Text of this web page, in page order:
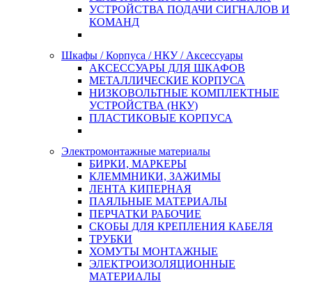
УСТРОЙСТВА ПОДАЧИ СИГНАЛОВ И
КОМАНД
Шкафы / Корпуса / НКУ / Аксессуары
АКСЕССУАРЫ ДЛЯ ШКАФОВ
МЕТАЛЛИЧЕСКИЕ КОРПУСА
НИЗКОВОЛЬТНЫЕ КОМПЛЕКТНЫЕ
УСТРОЙСТВА (НКУ)
ПЛАСТИКОВЫЕ КОРПУСА
Электромонтажные материалы
БИРКИ, МАРКЕРЫ
КЛЕММНИКИ, ЗАЖИМЫ
ЛЕНТА КИПЕРНАЯ
ПАЯЛЬНЫЕ МАТЕРИАЛЫ
ПЕРЧАТКИ РАБОЧИЕ
СКОБЫ ДЛЯ КРЕПЛЕНИЯ КАБЕЛЯ
ТРУБКИ
ХОМУТЫ МОНТАЖНЫЕ
ЭЛЕКТРОИЗОЛЯЦИОННЫЕ
МАТЕРИАЛЫ